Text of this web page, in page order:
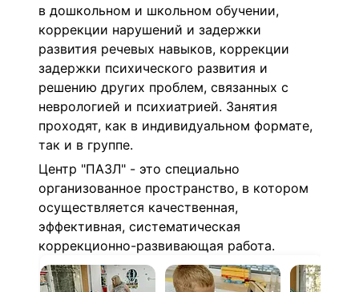
в дошкольном и школьном обучении,
коррекции нарушений и задержки
развития речевых навыков, коррекции
задержки психического развития и
решению других проблем, связанных с
неврологией и психиатрией. Занятия
проходят, как в индивидуальном формате,
так и в группе.
Центр "ПАЗЛ" - это специально
организованное пространство, в котором
осуществляется качественная,
эффективная, систематическая
коррекционно-развивающая работа.